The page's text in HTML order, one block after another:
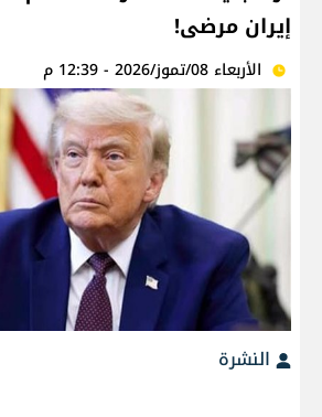
إيران مرضى!
الأربعاء 08/تموز/2026 - 12:39 م
النشرة